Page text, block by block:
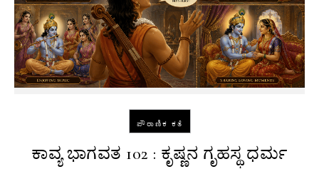
ಪೌರಾಣಿಕ ಕತೆ
ಕಾವ್ಯ ಭಾಗವತ 102 : ಕೃಷ್ಣನ ಗೃಹಸ್ಥ ಧರ್ಮ